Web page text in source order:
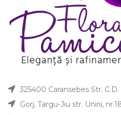
325400 Caransebes Str. C.D.
Gorj, Targu-Jiu str. Unirii,